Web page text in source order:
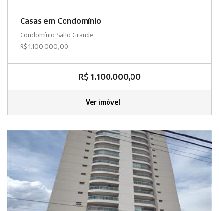
Casas em Condomínio
Condomínio Salto Grande
R$ 1.100.000,00
R$ 1.100.000,00
Ver imóvel